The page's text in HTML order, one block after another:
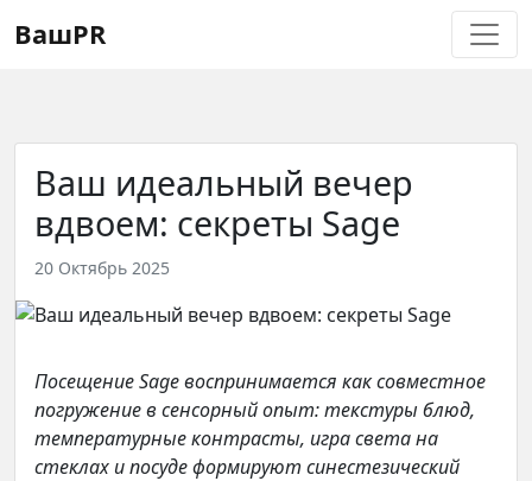
Регистрация
ВашPR
Ваш идеальный вечер
вдвоем: секреты Sage
20 Октябрь 2025
Посещение Sage воспринимается как совместное
погружение в сенсорный опыт: текстуры блюд,
температурные контрасты, игра света на
стеклах и посуде формируют синестезический